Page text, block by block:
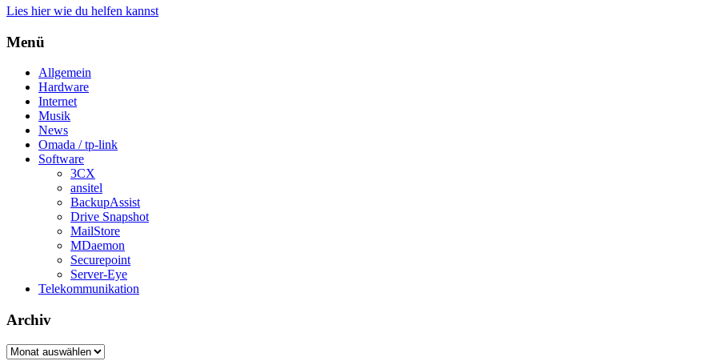
Lies hier wie du helfen kannst
Menü
Allgemein
Hardware
Internet
Musik
News
Omada / tp-link
Software
3CX
ansitel
BackupAssist
Drive Snapshot
MailStore
MDaemon
Securepoint
Server-Eye
Telekommunikation
Archiv
Archiv